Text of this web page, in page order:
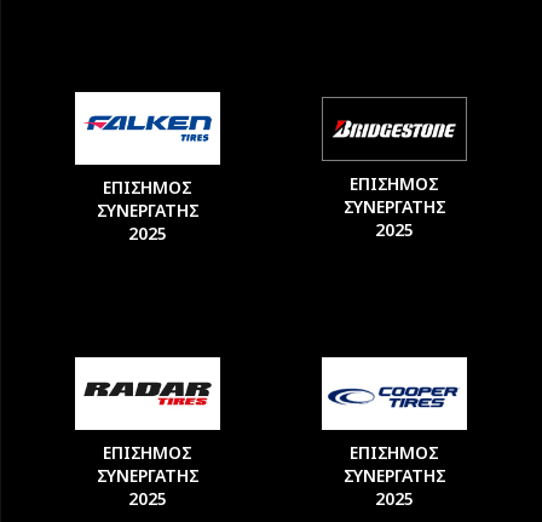
ΕΠΙΣΗΜΟΣ
ΣΥΝΕΡΓΑΤΗΣ
2025
ΕΠΙΣΗΜΟΣ
ΣΥΝΕΡΓΑΤΗΣ
2025
ΕΠΙΣΗΜΟΣ
ΣΥΝΕΡΓΑΤΗΣ
2025
ΕΠΙΣΗΜΟΣ
ΣΥΝΕΡΓΑΤΗΣ
2025